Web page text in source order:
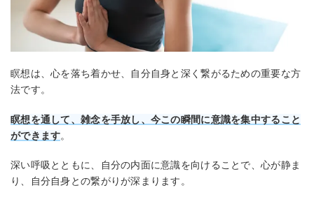
瞑想は、心を落ち着かせ、自分自身と深く繋がるための重要な方
法です。
瞑想を通して、雑念を手放し、今この瞬間に意識を集中すること
ができます。
深い呼吸とともに、自分の内面に意識を向けることで、心が静ま
り、自分自身との繋がりが深まります。